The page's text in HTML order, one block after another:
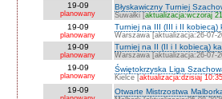
19-09
planowany
Błyskawiczny Turniej
Suwałki [aktualizacja:wczoraj
19-09
planowany
Turniej na III (III i II kobiecą)
Warszawa [aktualizacja:26-07-
19-09
planowany
Turniej na II (II i I kobiecą)
Warszawa [aktualizacja:26-07-
19-09
planowany
Świętokrzyska Liga
Kielce [aktualizacja:dzisiaj 10:35
19-09 Otwarte Mistrzostwa